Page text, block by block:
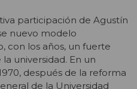
participación de Agustín
nuevo modelo
con los años, un fuerte
universidad. En un
después de la reforma
de la Universidad